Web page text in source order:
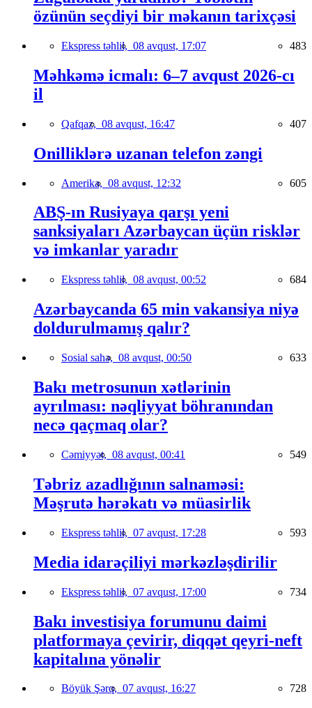
özünün seçdiyi bir məkanın tarixçəsi
Ekspress təhlil, 08 avqust, 17:07 483
Məhkəmə icmalı: 6–7 avqust 2026-cı
il
Qafqaz, 08 avqust, 16:47 407
Onilliklərə uzanan telefon zəngi
Amerika, 08 avqust, 12:32 605
ABŞ-ın Rusiyaya qarşı yeni
sanksiyaları Azərbaycan üçün risklər
və imkanlar yaradır
Ekspress təhlil, 08 avqust, 00:52 684
Azərbaycanda 65 min vakansiya niyə
doldurulmamış qalır?
Sosial sahə, 08 avqust, 00:50 633
Bakı metrosunun xətlərinin
ayrılması: nəqliyyat böhranından
necə qaçmaq olar?
Cəmiyyət, 08 avqust, 00:41 549
Təbriz azadlığının salnaməsi:
Məşrutə hərəkatı və müasirlik
Ekspress təhlil, 07 avqust, 17:28 593
Media idarəçiliyi mərkəzləşdirilir
Ekspress təhlil, 07 avqust, 17:00 734
Bakı investisiya forumunu daimi
platformaya çevirir, diqqət qeyri-neft
kapitalına yönəlir
Böyük Şərq, 07 avqust, 16:27 728